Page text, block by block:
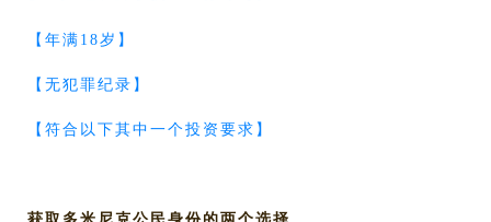
【年满18岁】
【无犯罪纪录】
【符合以下其中一个投资要求】